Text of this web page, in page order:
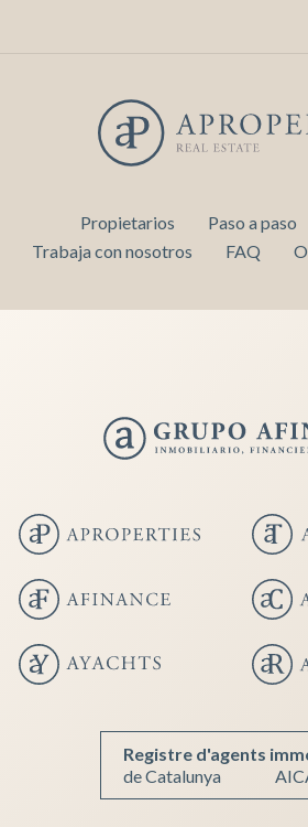
Propietarios Paso a paso
Trabaja con nosotros
FAQ
Registre d'agents
de Catalunya
Guardar configuración